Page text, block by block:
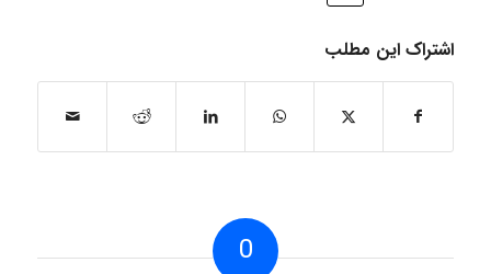
اشتراک این مطلب
0